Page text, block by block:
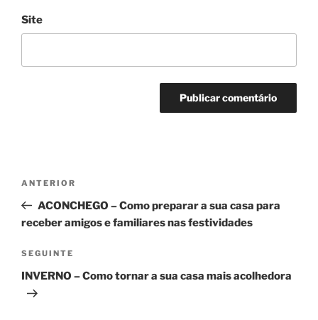
Site
artigos
Conteúdo
anterior
ANTERIOR
ACONCHEGO – Como preparar a sua casa para
receber amigos e familiares nas festividades
Conteúdo
seguinte
SEGUINTE
INVERNO – Como tornar a sua casa mais acolhedora